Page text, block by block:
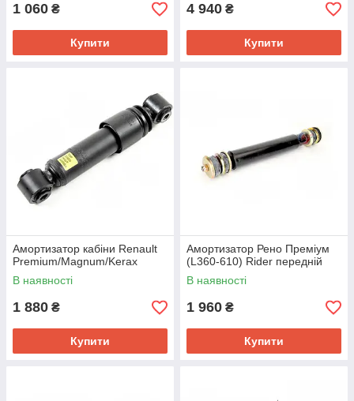
1 060 ₴
Купити
4 940 ₴
Купити
Амортизатор кабіни Renault
Premium/Magnum/Kerax
В наявності
1 880 ₴
Купити
Амортизатор Рено Преміум
(L360-610) Rider передній
В наявності
1 960 ₴
Купити